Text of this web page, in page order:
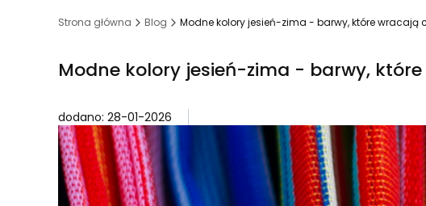
Strona główna Blog Modne kolory jesień-zima - barwy, które wracają
Modne kolory jesień-zima - barwy,
dodano: 28-01-2026